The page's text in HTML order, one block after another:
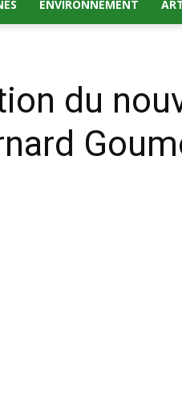
ENVIRONNEMENT
du